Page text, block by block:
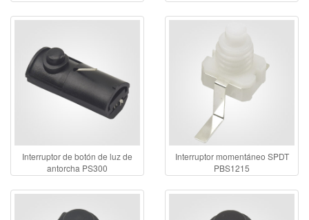
Interruptor de botón de luz de
antorcha PS300
Interruptor momentáneo SPDT
PBS1215